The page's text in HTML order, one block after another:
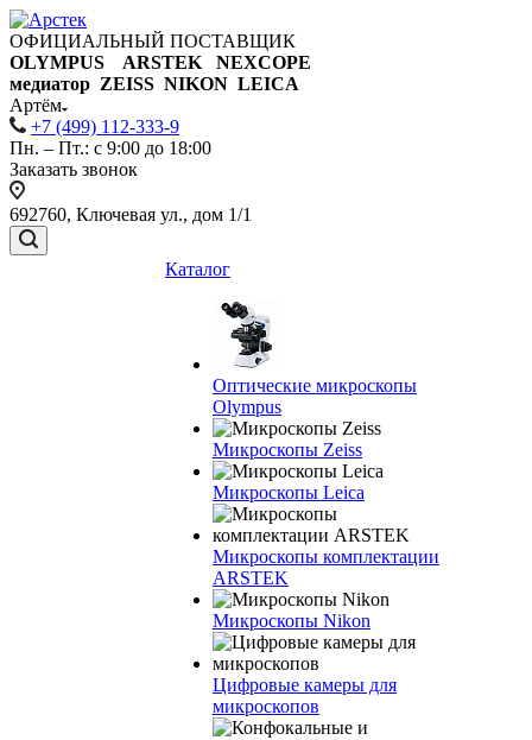
ОФИЦИАЛЬНЫЙ ПОСТАВЩИК
OLYMPUS ARSTEK NEXCOPE
медиатор ZEISS NIKON LEICA
Артём
+7 (499) 112-333-9
Пн. – Пт.: с 9:00 до 18:00
Заказать звонок
692760, Ключевая ул., дом 1/1
Каталог
Оптические микроскопы
Olympus
Микроскопы Zeiss
Микроскопы Leica
Микроскопы комплектации
ARSTEK
Микроскопы Nikon
Цифровые камеры для
микроскопов